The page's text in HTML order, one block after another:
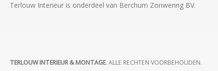
Terlouw Interieur is onderdeel van Berchum Zonwering BV.
TERLOUW INTERIEUR & MONTAGE. ALLE RECHTEN VOORBEHOUDEN.